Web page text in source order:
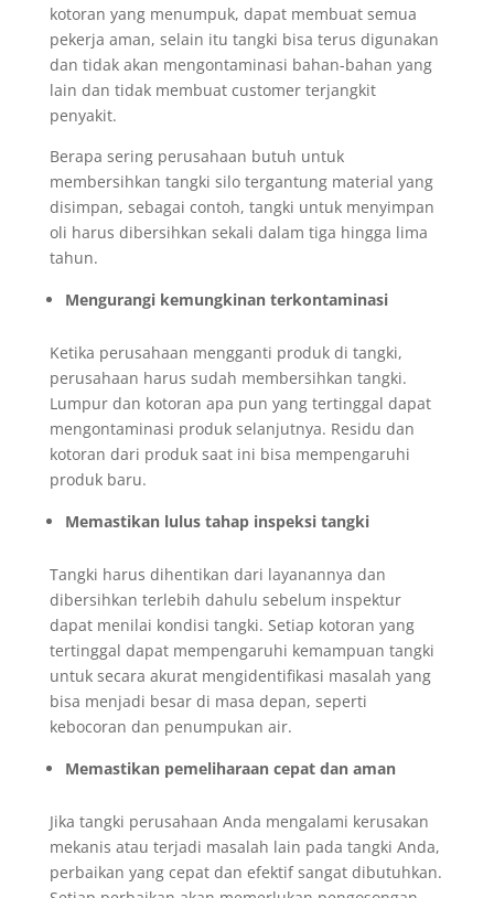
kotoran yang menumpuk, dapat membuat semua
pekerja aman, selain itu tangki bisa terus digunakan
dan tidak akan mengontaminasi bahan-bahan yang
lain dan tidak membuat customer terjangkit
penyakit.
Berapa sering perusahaan butuh untuk
membersihkan tangki silo tergantung material yang
disimpan, sebagai contoh, tangki untuk menyimpan
oli harus dibersihkan sekali dalam tiga hingga lima
tahun.
Mengurangi kemungkinan terkontaminasi
Ketika perusahaan mengganti produk di tangki,
perusahaan harus sudah membersihkan tangki.
Lumpur dan kotoran apa pun yang tertinggal dapat
mengontaminasi produk selanjutnya. Residu dan
kotoran dari produk saat ini bisa mempengaruhi
produk baru.
Memastikan lulus tahap inspeksi tangki
Tangki harus dihentikan dari layanannya dan
dibersihkan terlebih dahulu sebelum inspektur
dapat menilai kondisi tangki. Setiap kotoran yang
tertinggal dapat mempengaruhi kemampuan tangki
untuk secara akurat mengidentifikasi masalah yang
bisa menjadi besar di masa depan, seperti
kebocoran dan penumpukan air.
Memastikan pemeliharaan cepat dan aman
Jika tangki perusahaan Anda mengalami kerusakan
mekanis atau terjadi masalah lain pada tangki Anda,
perbaikan yang cepat dan efektif sangat dibutuhkan.